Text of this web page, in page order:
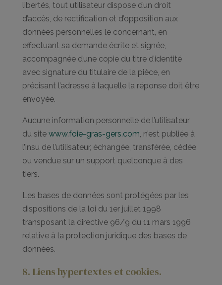
libertés, tout utilisateur dispose d’un droit
d’accès, de rectification et d’opposition aux
données personnelles le concernant, en
effectuant sa demande écrite et signée,
accompagnée d’une copie du titre d’identité
avec signature du titulaire de la pièce, en
précisant l’adresse à laquelle la réponse doit être
envoyée.
Aucune information personnelle de l’utilisateur
du site www.foie-gras-gers.com, n’est publiée à
l’insu de l’utilisateur, échangée, transférée, cédée
ou vendue sur un support quelconque à des
tiers.
Les bases de données sont protégées par les
dispositions de la loi du 1er juillet 1998
transposant la directive 96/9 du 11 mars 1996
relative à la protection juridique des bases de
données.
8. Liens hypertextes et cookies.